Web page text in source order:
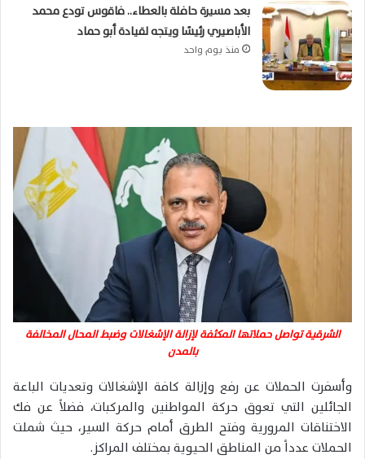
بعد مسيرة حافلة بالعطاء.. فاقوس تودع محمد
الأباصيري رئيسًا ويتجه لقيادة أبو حماد
منذ يوم واحد
الشرقية تواصل حملاتها المكثفة لإزالة الإشغالات وضبط المحال المخالفة
بالمدن
وأسفرت الحملات عن رفع وإزالة كافة الإشغالات وتعديات الباعة
الجائلين التي تعوق حركة المواطنين والمركبات، فضلاً عن فك
الاختناقات المرورية وفتح الطرق أمام حركة السير، حيث شملت
الحملات عدداً من المناطق الحيوية بمختلف المراكز.